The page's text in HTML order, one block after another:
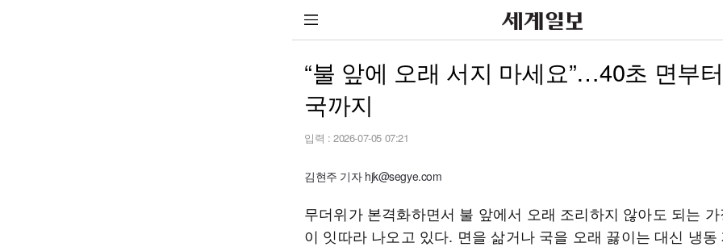
“불 앞에 오래 서지 마세요”…40초 면부
국까지
입력 : 2026-07-05 07:21
김현주 기자 hjk@segye.com
무더위가 본격화하면서 불 앞에서 오래 조리하지 않아도 되는 가
이 잇따라 나오고 있다. 면을 삶거나 국을 오래 끓이는 대신 냉동